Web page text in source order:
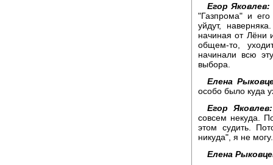
Егор Яковлев:
"Газпрома" и
уйдут,
начиная от Лёни
общем-то,
начинали всю
выбора.
Елена
особо было куда
Егор Яковлев:
совсем некуда.
этом судить.
никуда", я не могу.
Елена